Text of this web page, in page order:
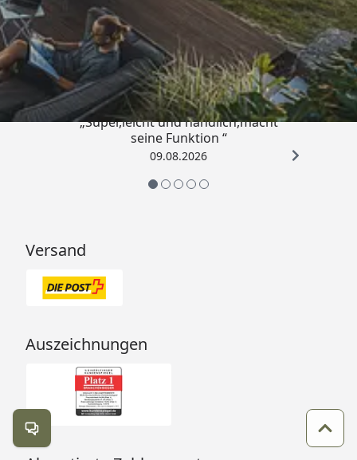
Trusted Shops
4,81/ 5
„Super,leicht und handlich,macht
seine Funktion “
09.08.2026
Versand
Auszeichnungen
Kontakt öffnen